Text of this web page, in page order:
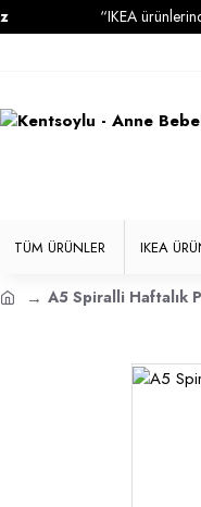
“IKEA ürünlerinde”
TÜM ÜRÜNLER IKEA
A5 Spiralli Haftalık